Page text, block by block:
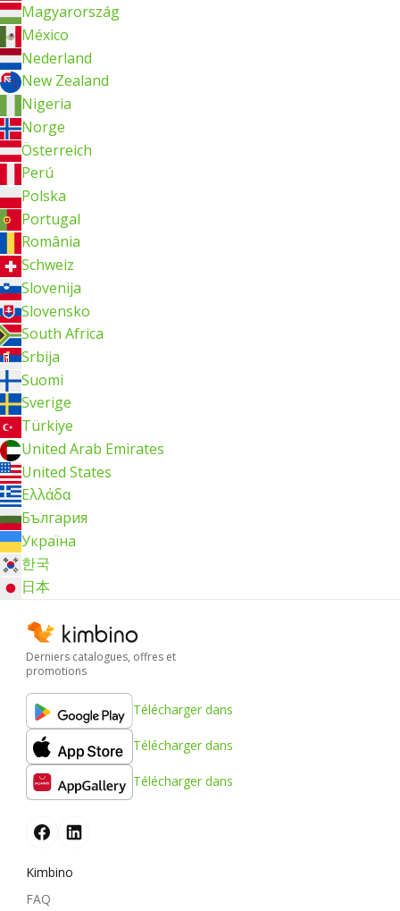
Magyarország
México
Nederland
New Zealand
Nigeria
Norge
Österreich
Perú
Polska
Portugal
România
Schweiz
Slovenija
Slovensko
South Africa
Srbija
Suomi
Sverige
Türkiye
United Arab Emirates
United States
Ελλάδα
България
Україна
한국
日本
Derniers catalogues, offres et
promotions
Télécharger dans
Télécharger dans
Télécharger dans
Kimbino
FAQ